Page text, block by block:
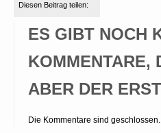
Diesen Beitrag teilen:
ES GIBT NOCH
KOMMENTARE,
ABER DER
Die Kommentare sind geschlossen.